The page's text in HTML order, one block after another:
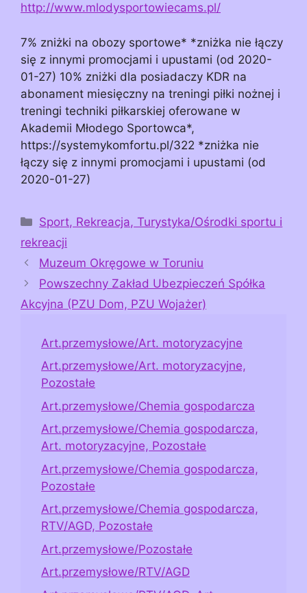
http://www.mlodysportowiecams.pl/
7% zniżki na obozy sportowe* *zniżka nie łączy
się z innymi promocjami i upustami (od 2020-
01-27) 10% zniżki dla posiadaczy KDR na
abonament miesięczny na treningi piłki nożnej i
treningi techniki piłkarskiej oferowane w
Akademii Młodego Sportowca*,
https://systemykomfortu.pl/322 *zniżka nie
łączy się z innymi promocjami i upustami (od
2020-01-27)
Kategorie
Sport, Rekreacja, Turystyka/Ośrodki sportu i
rekreacji
Muzeum Okręgowe w Toruniu
Powszechny Zakład Ubezpieczeń Spółka
Akcyjna (PZU Dom, PZU Wojażer)
Art.przemysłowe/Art. motoryzacyjne
Art.przemysłowe/Art. motoryzacyjne,
Pozostałe
Art.przemysłowe/Chemia gospodarcza
Art.przemysłowe/Chemia gospodarcza,
Art. motoryzacyjne, Pozostałe
Art.przemysłowe/Chemia gospodarcza,
Pozostałe
Art.przemysłowe/Chemia gospodarcza,
RTV/AGD, Pozostałe
Art.przemysłowe/Pozostałe
Art.przemysłowe/RTV/AGD